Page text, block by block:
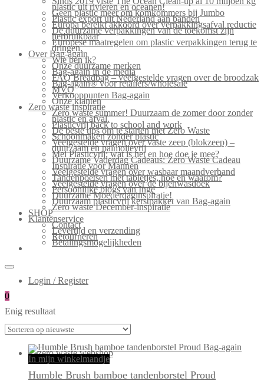
plastic uit rivieren en oceanen!
Geen plastic meer om komkommers bij Jumbo
Plastic export uit Nederland aan banden
Europa bereikt akkoord over verpakkingsafval reductie
De duurzame verpakkingen van de toekomst zijn
herbruikbaar
Europese maatregelen om plastic verpakkingen terug te
dringen.
Over Bag-again
Wie ben ik?
Onze duurzame merken
Bag-again in de media
FAQ Breadbag – veelgestelde vragen over de broodzak
Bag-again® voor retailers/wholesale
MVO
Verkooppunten Bag-again
Onze klanten
Zero waste inspiratie
Zero waste summer! Duurzaam de zomer door zonder
plastic en afval.
Plasticvrij back to school and work
De beste tips om te starten met Zero Waste
Schoonmaken zonder plastic
Veelgestelde vragen over vaste zeep (blokzeep) –
duurzaam en palmolievrij
Mei Plasticvrij: wat is het en hoe doe je mee?
Duurzame Vaderdag Cadeaus: Zero Waste Cadeau
Inspiratie voor Mannen
Veelgestelde vragen over wasbaar maandverband
Tandenpoetsen met tabletjes, hoe en waarom?
Veelgestelde vragen over de bijenwasdoek
Persoonlijke blogs van Inge
Duurzame Moederdaginspiratie!
Duurzaam plasticvrij kerstpakket van Bag-again
Zero waste December-inspiratie
SHOP
Klantenservice
Contact
Levertijd en verzending
Retourneren
Betalingsmogelijkheden
Login / Register
0
Enig resultaat
In mijn winkelmandje
Humble Brush bamboe tandenborstel Proud